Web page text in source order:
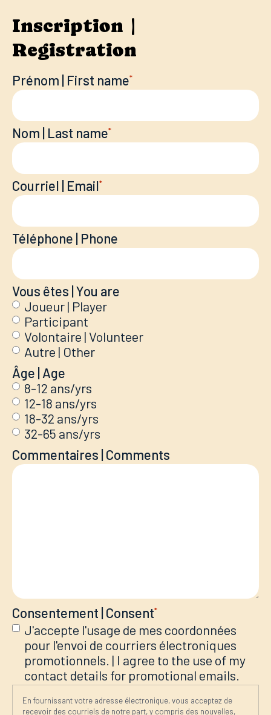
Inscription |
Registration
Prénom | First name*
Nom | Last name*
Courriel | Email*
Téléphone | Phone
Vous êtes | You are
Joueur | Player
Participant
Volontaire | Volunteer
Autre | Other
Âge | Age
8-12 ans/yrs
12-18 ans/yrs
18-32 ans/yrs
32-65 ans/yrs
Commentaires | Comments
Consentement | Consent*
J'accepte l'usage de mes coordonnées
pour l'envoi de courriers électroniques
promotionnels. | I agree to the use of my
contact details for promotional emails.
En fournissant votre adresse électronique, vous acceptez de
recevoir des courriels de notre part, y compris des nouvelles,